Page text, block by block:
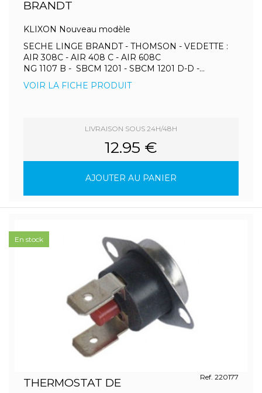
BRANDT
KLIXON Nouveau modèle
SECHE LINGE BRANDT - THOMSON - VEDETTE :
AIR 308C - AIR 408 C - AIR 608C
NG 1107 B - SBCM 1201 - SBCM 1201 D-D -...
VOIR LA FICHE PRODUIT
LIVRAISON SOUS 24H/48H
12.95 €
AJOUTER AU PANIER
THERMOSTAT DE
Ref. 220177
En stock